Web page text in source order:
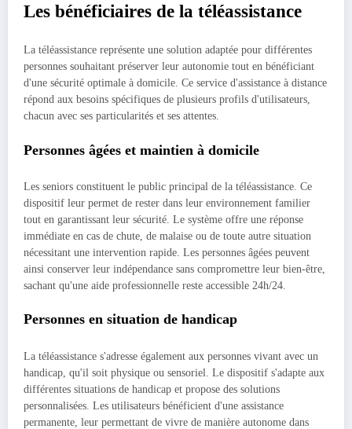
Les bénéficiaires de la téléassistance
La téléassistance représente une solution adaptée pour différentes
personnes souhaitant préserver leur autonomie tout en bénéficiant
d'une sécurité optimale à domicile. Ce service d'assistance à distance
répond aux besoins spécifiques de plusieurs profils d'utilisateurs,
chacun avec ses particularités et ses attentes.
Personnes âgées et maintien à domicile
Les seniors constituent le public principal de la téléassistance. Ce
dispositif leur permet de rester dans leur environnement familier
tout en garantissant leur sécurité. Le système offre une réponse
immédiate en cas de chute, de malaise ou de toute autre situation
nécessitant une intervention rapide. Les personnes âgées peuvent
ainsi conserver leur indépendance sans compromettre leur bien-être,
sachant qu'une aide professionnelle reste accessible 24h/24.
Personnes en situation de handicap
La téléassistance s'adresse également aux personnes vivant avec un
handicap, qu'il soit physique ou sensoriel. Le dispositif s'adapte aux
différentes situations de handicap et propose des solutions
personnalisées. Les utilisateurs bénéficient d'une assistance
permanente, leur permettant de vivre de manière autonome dans